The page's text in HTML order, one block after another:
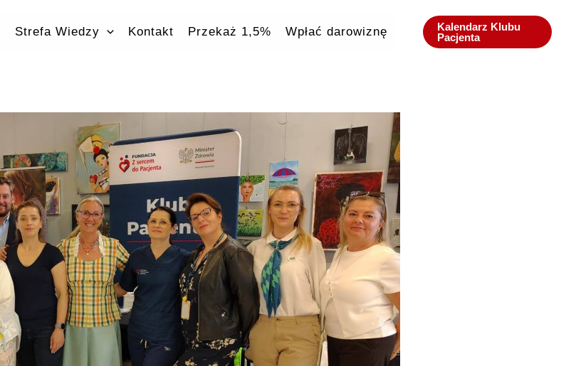
Strefa Wiedzy Kontakt Przekaż 1,5% Wpłać darowiznę
Kalendarz Klubu
Pacjenta